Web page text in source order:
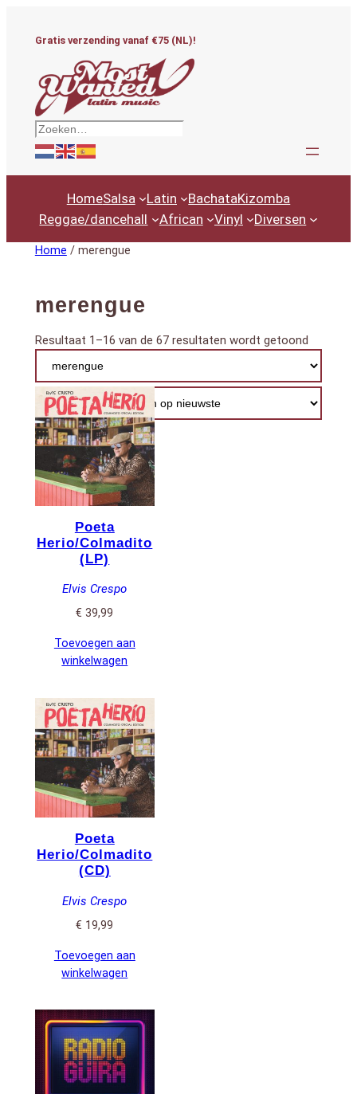
Gratis verzending vanaf €75 (NL)!
Zoeken
HomeSalsa Latin BachataKizomba
Reggae/dancehall
African Vinyl Diversen
Home / merengue
merengue
Resultaat 1–16 van de 67 resultaten wordt getoond
Poeta
Herio/Colmadito
(LP)
Elvis Crespo
€ 39,99
Toevoegen aan
winkelwagen
Poeta
Herio/Colmadito
(CD)
Elvis Crespo
€ 19,99
Toevoegen aan
winkelwagen